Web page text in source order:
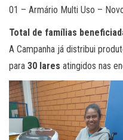
01 – Armário Multi Uso –
Total de famílias
A Campanha já distribui
para 30 lares atingidos nas